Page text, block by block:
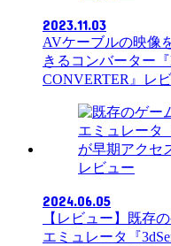
2023.11.03
AVケーブルの映像
きるコンバーター
CONVERTER』レ
レビュー
2024.06.05
【レビュー】既存
エミュレータ『